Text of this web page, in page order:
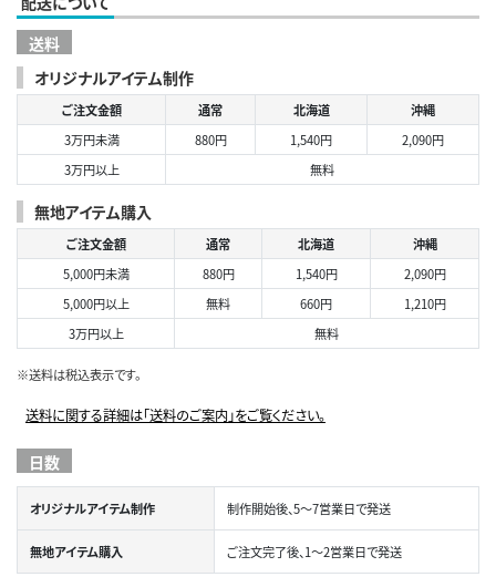
送料
オリジナルアイテム制作
ご注文金額 通常 北海道
沖縄
3万円未満
880円 1,540円
2,090円
3万円以上
無料
無地アイテム購入
ご注文金額 通常 北海道
沖縄
5,000円未満
880円 1,540円
2,090円
5,000円以上
無料 660円
1,210円
3万円以上
無料
※送料は税込表示です。
送料に関する詳細は「送料のご案内」をご覧ください。
日数
オリジナルアイテム制作 制作開始後、5～7営業日で発送
無地アイテム購入 ご注文完了後、1～2営業日で発送